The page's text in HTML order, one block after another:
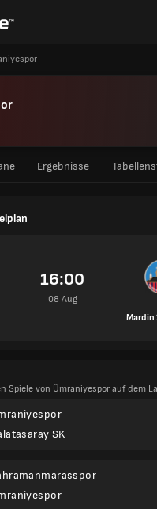
Ergebnisse
16:00
08 Aug
Mardin
Spiele von Ümraniyespor auf dem
SK